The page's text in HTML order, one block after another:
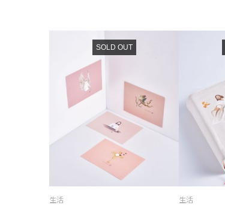
SOLD OUT
生活 生活